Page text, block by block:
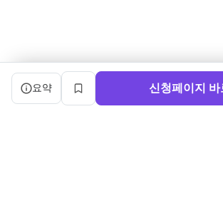
캠프 요약 정보와 상세 도우미, 북마크, 신청 버튼
요약
북마크 신청페이지 바